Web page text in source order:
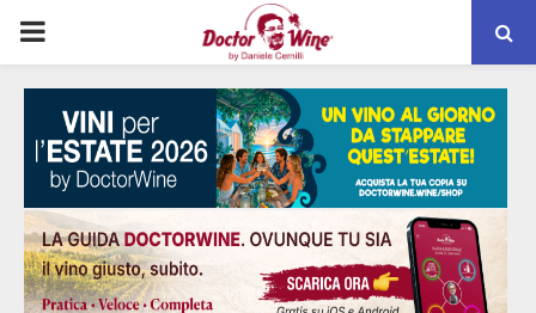
PRIMARY
MENU